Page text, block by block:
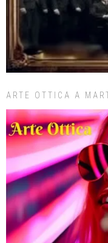
ARTE OTTICA A